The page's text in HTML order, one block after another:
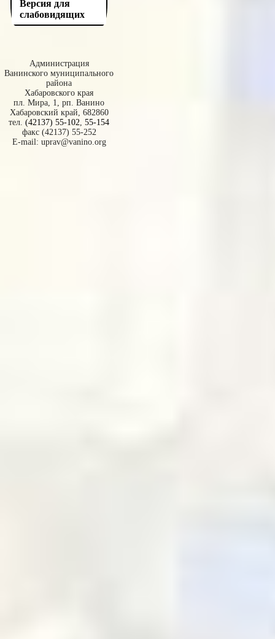
Версия для
слабовидящих
Администрация
Ванинского муниципального
района
Хабаровского края
пл. Мира, 1, рп. Ванино
Хабаровский край, 682860
тел. (42137) 55-102 55-154
факс (42137) 55-252
E-mail: uprav@vanino.org